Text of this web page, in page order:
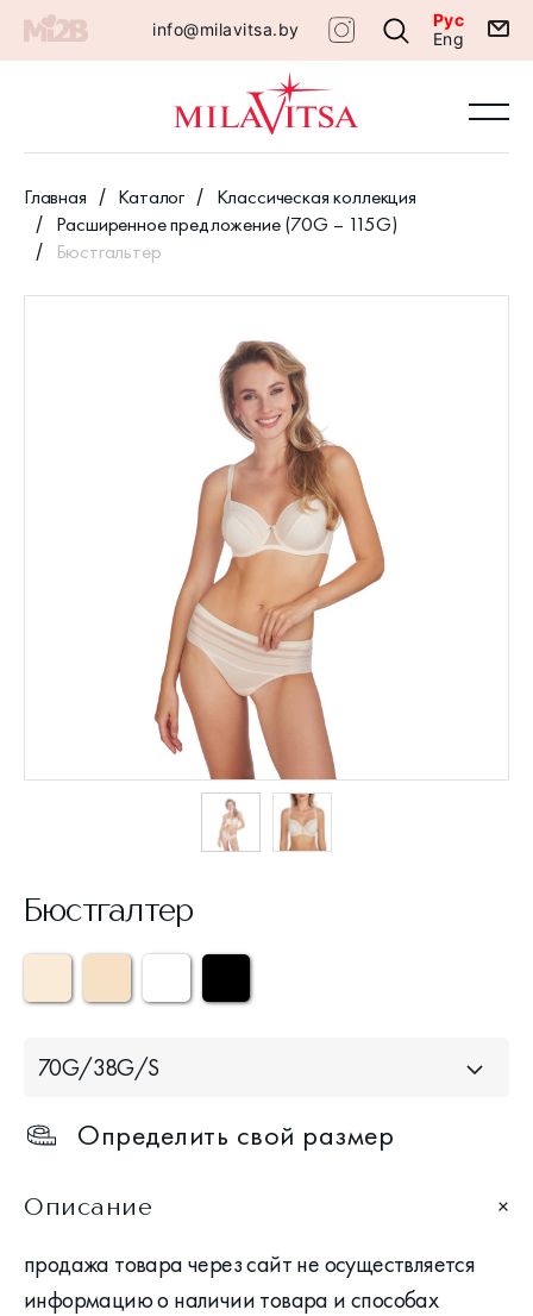
info@milavitsa.by
Рус
Eng
Главная Каталог
Классическая коллекция
Расширенное предложение (70G – 115G)
Бюстгальтер
Бюстгалтер
70G/38G/S
Определить свой размер
Описание
продажа товара через сайт не осуществляется
информацию о наличии товара и способах